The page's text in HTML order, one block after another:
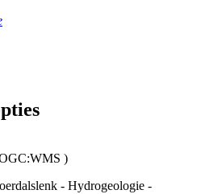
)
- Hydrogeologie -